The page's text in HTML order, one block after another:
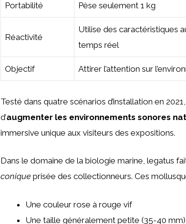
Portabilité Pèse seulement 1 kg
Réactivité
Utilise des caractéristiques
temps réel
Objectif Attirer l’attention sur
Testé dans quatre scénarios d’installation en
d’augmenter les environnements sonores
immersive unique aux visiteurs des expositions.
Dans le domaine de la biologie marine, legatus
conique prisée des collectionneurs. Ces
Une couleur rose à rouge vif
Une taille généralement petite (35-40 mm)